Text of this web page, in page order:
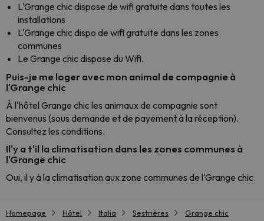
L'Grange chic dispose de wifi gratuite dans toutes les
installations
L'Grange chic dispo de wifi gratuite dans les zones
communes
Le Grange chic dispose du Wifi.
Puis-je me loger avec mon animal de compagnie à
l'Grange chic
À l'hôtel Grange chic les animaux de compagnie sont
bienvenus (sous demande et de payement à la réception).
Consultez les conditions.
Il'y a t'il la climatisation dans les zones communes à
l'Grange chic
Oui, il y à la climatisation aux zone communes de l'Grange chic
Homepage Hôtel Italia Sestrières Grange chic